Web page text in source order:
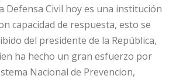
Defensa Civil hoy es una institución
capacidad de respuesta, esto se
del presidente de la República,
ha hecho un gran esfuerzo por
Nacional de Prevencion,